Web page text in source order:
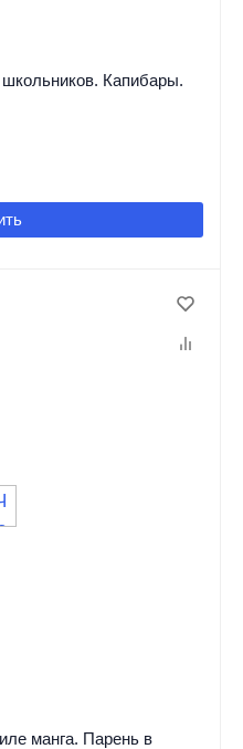
Капибары.
манга. Парень в